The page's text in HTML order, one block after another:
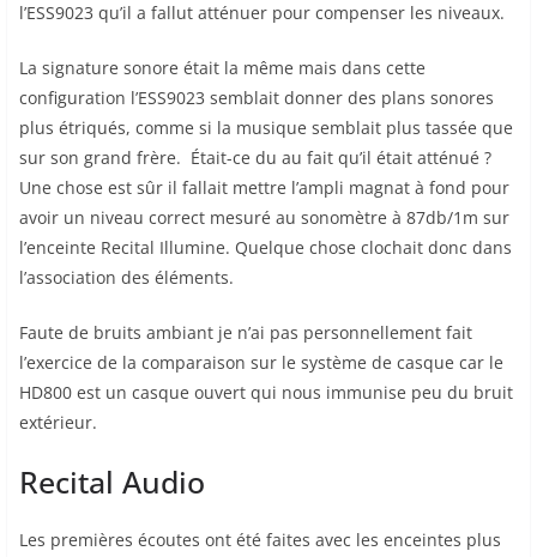
l’ESS9023 qu’il a fallut atténuer pour compenser les niveaux.
La signature sonore était la même mais dans cette
configuration l’ESS9023 semblait donner des plans sonores
plus étriqués, comme si la musique semblait plus tassée que
sur son grand frère. Était-ce du au fait qu’il était atténué ?
Une chose est sûr il fallait mettre l’ampli magnat à fond pour
avoir un niveau correct mesuré au sonomètre à 87db/1m sur
l’enceinte Recital Illumine. Quelque chose clochait donc dans
l’association des éléments.
Faute de bruits ambiant je n’ai pas personnellement fait
l’exercice de la comparaison sur le système de casque car le
HD800 est un casque ouvert qui nous immunise peu du bruit
extérieur.
Recital Audio
Les premières écoutes ont été faites avec les enceintes plus